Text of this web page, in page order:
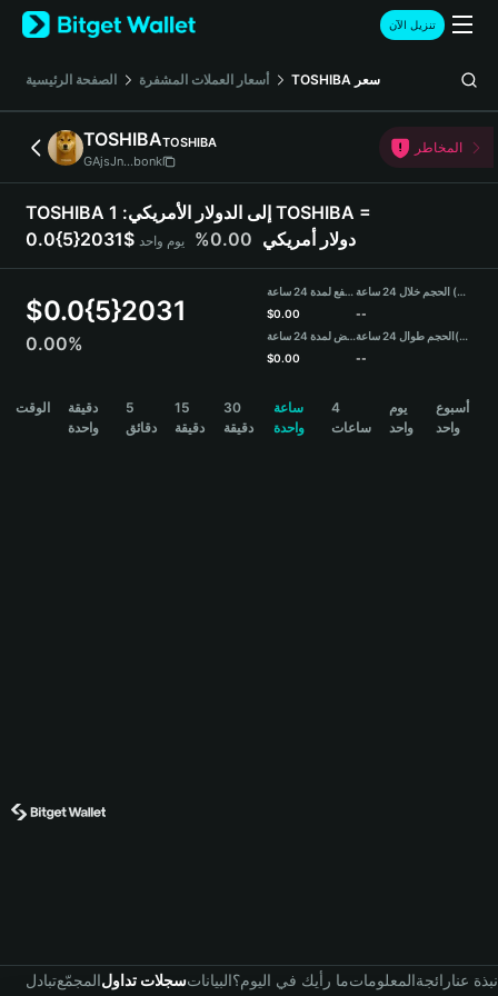
English
日本語
Русский
Español (Latinoamérica)
Türkçe
Deutsch
简体中文
Português (Portugal)
Bahasa Indonesia
বাংলা
تنزيل الآن
الصفحة الرئيسية أسعار العملات المشفرة TOSHIBA سعر
TOSHIBATOSHIBA
GAjsJn...bonk
المخاطر
TOSHIBA إلى الدولار الأمريكي: 1 TOSHIBA =
0.0{5}2031$ دولار أمريكي 0.00% يوم واحد
$0.0{5}2031
0.00%
مرتفع لمدة 24 ساعة
$0.00
منخفض لمدة 24 ساعة
$0.00
الحجم خلال 24 ساعة (TOSHIBA)
--
الحجم طوال 24 ساعة(USDT)
--
الوقت
دقيقة
واحدة
5
دقائق
15
دقيقة
30
دقيقة
ساعة
واحدة
4
ساعات
يوم
واحد
أسبوع
واحد
تبادلالمجمّعسجلات تداولالبياناتما رأيك في اليوم؟المعلوماترائجةنبذة عنا